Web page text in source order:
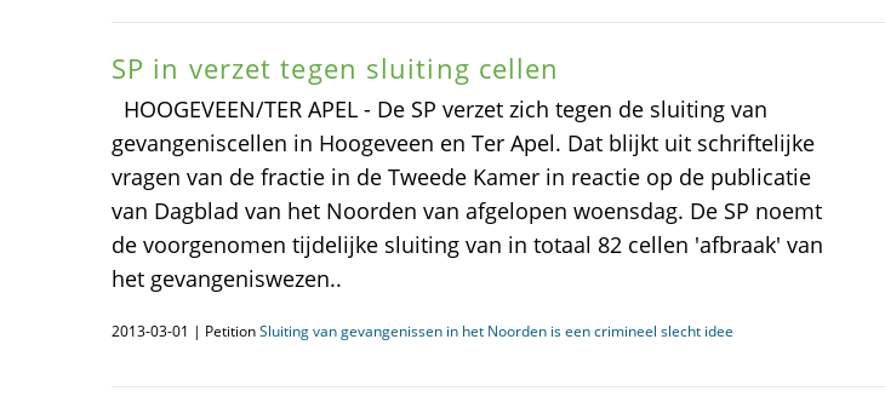
SP in verzet tegen sluiting cellen
HOOGEVEEN/TER APEL - De SP verzet zich tegen de sluiting van
gevangeniscellen in Hoogeveen en Ter Apel. Dat blijkt uit schriftelijke
vragen van de fractie in de Tweede Kamer in reactie op de publicatie
van Dagblad van het Noorden van afgelopen woensdag. De SP noemt
de voorgenomen tijdelijke sluiting van in totaal 82 cellen 'afbraak' van
het gevangeniswezen..
2013-03-01 | PetitionSluiting van gevangenissen in het Noorden is een crimineel slecht idee